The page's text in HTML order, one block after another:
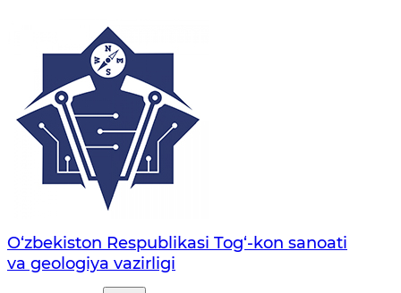
O‘zbekiston Respublikasi Tog‘-kon sanoati
va geologiya vazirligi